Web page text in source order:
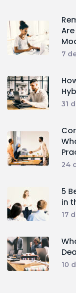
7
31
24
5
in
17
10